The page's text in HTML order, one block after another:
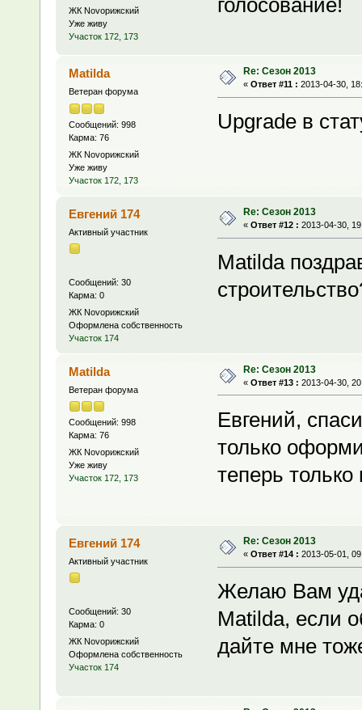
ЖК Novoрижский
Уже живу
Участок 172, 173
голосование!
Matilda
Ветеран форума
Сообщений: 998
Карма: 76
ЖК Novoрижский
Уже живу
Участок 172, 173
Re: Сезон 2013
« Ответ #11 : 2013-04-30,
Upgrade в
Евгений 174
Активный участник
Сообщений: 30
Карма: 0
ЖК Novoрижский
Оформлена собственность
Участок 174
Re: Сезон 2013
« Ответ #12 : 2013-04-30,
Matilda
Matilda
Ветеран форума
Сообщений: 998
Карма: 76
ЖК Novoрижский
Уже живу
Участок 172, 173
Re: Сезон 2013
« Ответ #13 : 2013-04-30,
Евгений,
только
теперь
Евгений 174
Активный участник
Сообщений: 30
Карма: 0
ЖК Novoрижский
Оформлена собственность
Участок 174
Re: Сезон 2013
« Ответ #14 : 2013-05-01,
Желаю Вам
Matilda, если
дайте мне